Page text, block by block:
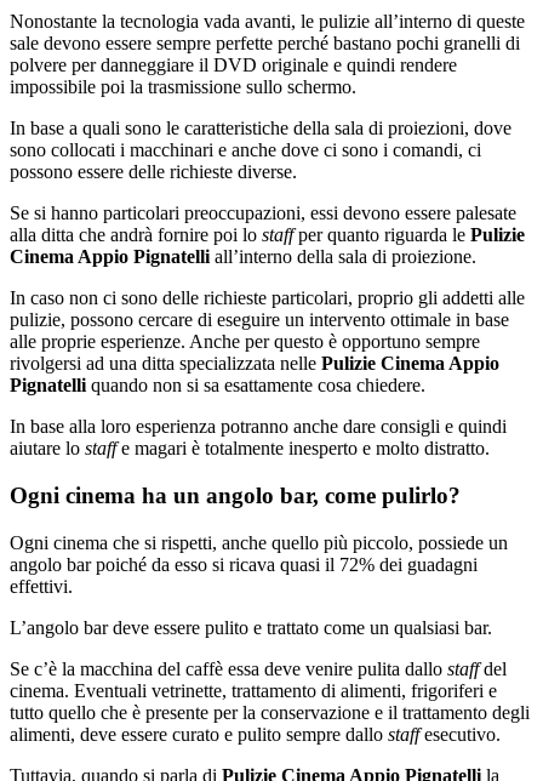
Nonostante la tecnologia vada avanti, le pulizie all’interno di queste
sale devono essere sempre perfette perché bastano pochi granelli di
polvere per danneggiare il DVD originale e quindi rendere
impossibile poi la trasmissione sullo schermo.
In base a quali sono le caratteristiche della sala di proiezioni, dove
sono collocati i macchinari e anche dove ci sono i comandi, ci
possono essere delle richieste diverse.
Se si hanno particolari preoccupazioni, essi devono essere palesate
alla ditta che andrà fornire poi lo staffper quanto riguarda le Pulizie
Cinema Appio Pignatelli all’interno della sala di proiezione.
In caso non ci sono delle richieste particolari, proprio gli addetti alle
pulizie, possono cercare di eseguire un intervento ottimale in base
alle proprie esperienze. Anche per questo è opportuno sempre
rivolgersi ad una ditta specializzata nelle Pulizie Cinema Appio
Pignatelli quando non si sa esattamente cosa chiedere.
In base alla loro esperienza potranno anche dare consigli e quindi
aiutare lo staffe magari è totalmente inesperto e molto distratto.
Ogni cinema ha un angolo bar, come pulirlo?
Ogni cinema che si rispetti, anche quello più piccolo, possiede un
angolo bar poiché da esso si ricava quasi il 72% dei guadagni
effettivi.
L’angolo bar deve essere pulito e trattato come un qualsiasi bar.
Se c’è la macchina del caffè essa deve venire pulita dallo staffdel
cinema. Eventuali vetrinette, trattamento di alimenti, frigoriferi e
tutto quello che è presente per la conservazione e il trattamento degli
alimenti, deve essere curato e pulito sempre dallo staffesecutivo.
Tuttavia, quando si parla di Pulizie Cinema Appio Pignatelli la